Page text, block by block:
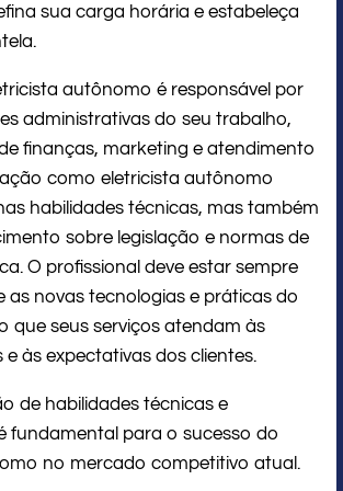
sua carga horária e estabeleça
autônomo é responsável por
administrativas do seu trabalho,
finanças, marketing e atendimento
como eletricista autônomo
habilidades técnicas, mas também
sobre legislação e normas de
O profissional deve estar sempre
as novas tecnologias e práticas do
que seus serviços atendam às
e às expectativas dos clientes.
de habilidades técnicas e
fundamental para o sucesso do
no mercado competitivo atual.